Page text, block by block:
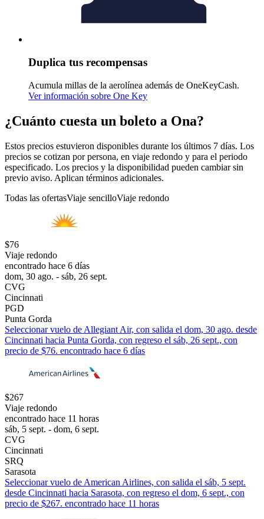
Duplica tus recompensas
Acumula millas de la aerolínea además de OneKeyCash.
Ver información sobre One Key
¿Cuánto cuesta un boleto a Ona?
Estos precios estuvieron disponibles durante los últimos 7 días. Los
precios se cotizan por persona, en viaje redondo y para el periodo
especificado. Los precios y la disponibilidad pueden cambiar sin
previo aviso. Aplican términos adicionales.
Todas las ofertasViaje sencilloViaje redondo
$76
Viaje redondo
encontrado hace 6 días
dom, 30 ago. - sáb, 26 sept.
CVG
Cincinnati
PGD
Punta Gorda
Seleccionar vuelo de Allegiant Air, con salida el dom, 30 ago. desde
Cincinnati hacia Punta Gorda, con regreso el sáb, 26 sept., con
precio de $76. encontrado hace 6 días
$267
Viaje redondo
encontrado hace 11 horas
sáb, 5 sept. - dom, 6 sept.
CVG
Cincinnati
SRQ
Sarasota
Seleccionar vuelo de American Airlines, con salida el sáb, 5 sept.
desde Cincinnati hacia Sarasota, con regreso el dom, 6 sept., con
precio de $267. encontrado hace 11 horas